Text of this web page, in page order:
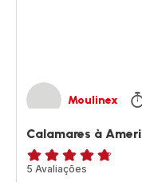
Moulinex
Calamares à
ratings.4.7
5 Avaliações